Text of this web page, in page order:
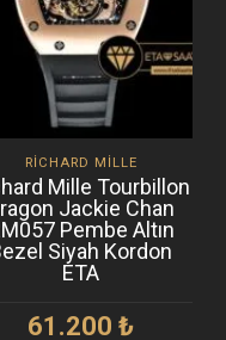
RICHARD MILLE
Mille Tourbillon
Jackie Chan
Pembe Altın
Siyah Kordon
ETA
61.200₺